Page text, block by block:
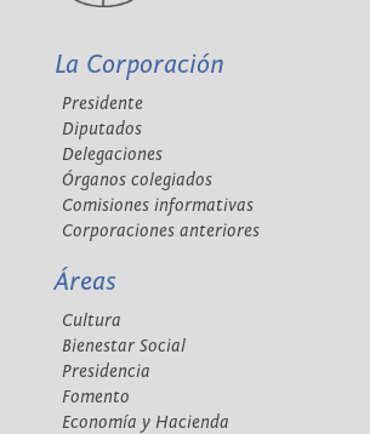
La Corporación
Presidente
Diputados
Delegaciones
Órganos colegiados
Comisiones informativas
Corporaciones anteriores
Áreas
Cultura
Bienestar Social
Presidencia
Fomento
Economía y Hacienda